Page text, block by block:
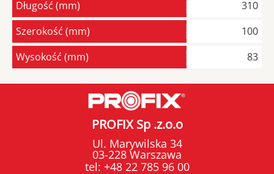
Długość (mm)
310
Szerokość (mm)
100
Wysokość (mm)
83
PROFIX Sp .z.o.o
Ul. Marywilska 34
03-228 Warszawa
tel: +48 22 785 96 00